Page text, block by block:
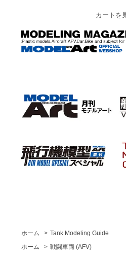
カートを
ホーム > Tank Modeling Guide
ホーム
> 戦闘車両 (AFV)